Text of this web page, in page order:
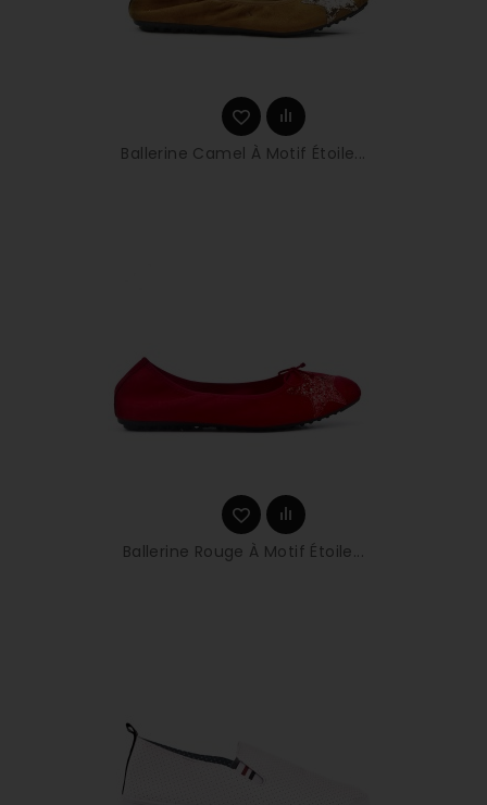
Ballerine Camel À Motif Étoile...
Ballerine Rouge À Motif Étoile...